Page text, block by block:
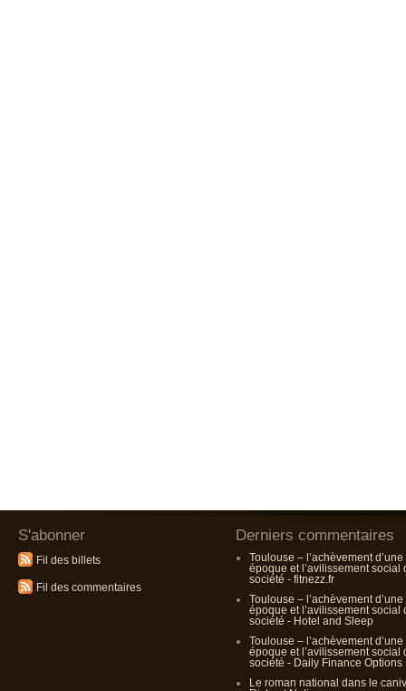
S'abonner
Fil des billets
Fil des commentaires
Derniers commentaires
Toulouse – l’achèvement d’une
époque et l’avilissement social
société - fitnezz.fr
Toulouse – l’achèvement d’une
époque et l’avilissement social
société - Hotel and Sleep
Toulouse – l’achèvement d’une
époque et l’avilissement social
société - Daily Finance Options
Le roman national dans le